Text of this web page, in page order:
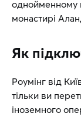
однойменному
монастирі
Як
Роумінг від
тільки ви
іноземного